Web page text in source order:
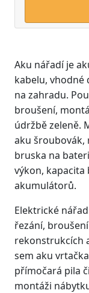
Aku nářadí je
kabelu, vhodné
na zahradu.
broušení,
údržbě zeleně.
aku šroubovák,
bruska na
výkon,
akumulátorů.
Elektrické
řezání,
rekonstrukcích
sem aku
přímočará pila
montáži